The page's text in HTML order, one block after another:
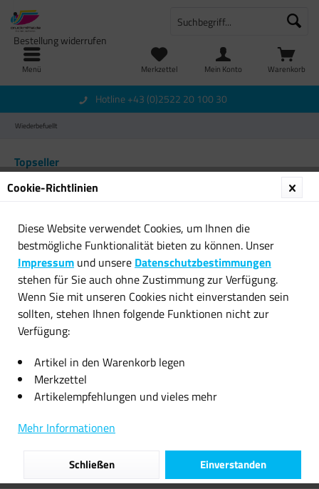
Menü Warenkorb
Merkzettel
Bestellung widerrufen
Mein Konto
Hotline +43 (0)2522 20 100 30
Wiederbefuellt
Topseller
2x callmenew Premium TINTEN
PATRONE für HP...
callmenew Premium TINTE
PATRONE für HP 302XL...
Cookie-Richtlinien
Diese Website verwendet Cookies, um Ihnen die
bestmögliche Funktionalität bieten zu können. Unser
Impressum und unsere Datenschutzbestimmungen
stehen für Sie auch ohne Zustimmung zur Verfügung.
Wenn Sie mit unseren Cookies nicht einverstanden sein
sollten, stehen Ihnen folgende Funktionen nicht zur
Verfügung:
Artikel in den Warenkorb legen
Merkzettel
Artikelempfehlungen und vieles mehr
Mehr Informationen
Einverstanden
Schließen